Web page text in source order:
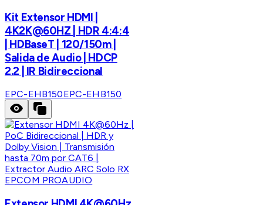
Kit Extensor HDMI |
4K2K@60HZ | HDR 4:4:4
| HDBaseT | 120/150m |
Salida de Audio | HDCP
2.2 | IR Bidireccional
EPC-EHB150EPC-EHB150
EPCOM PROAUDIO